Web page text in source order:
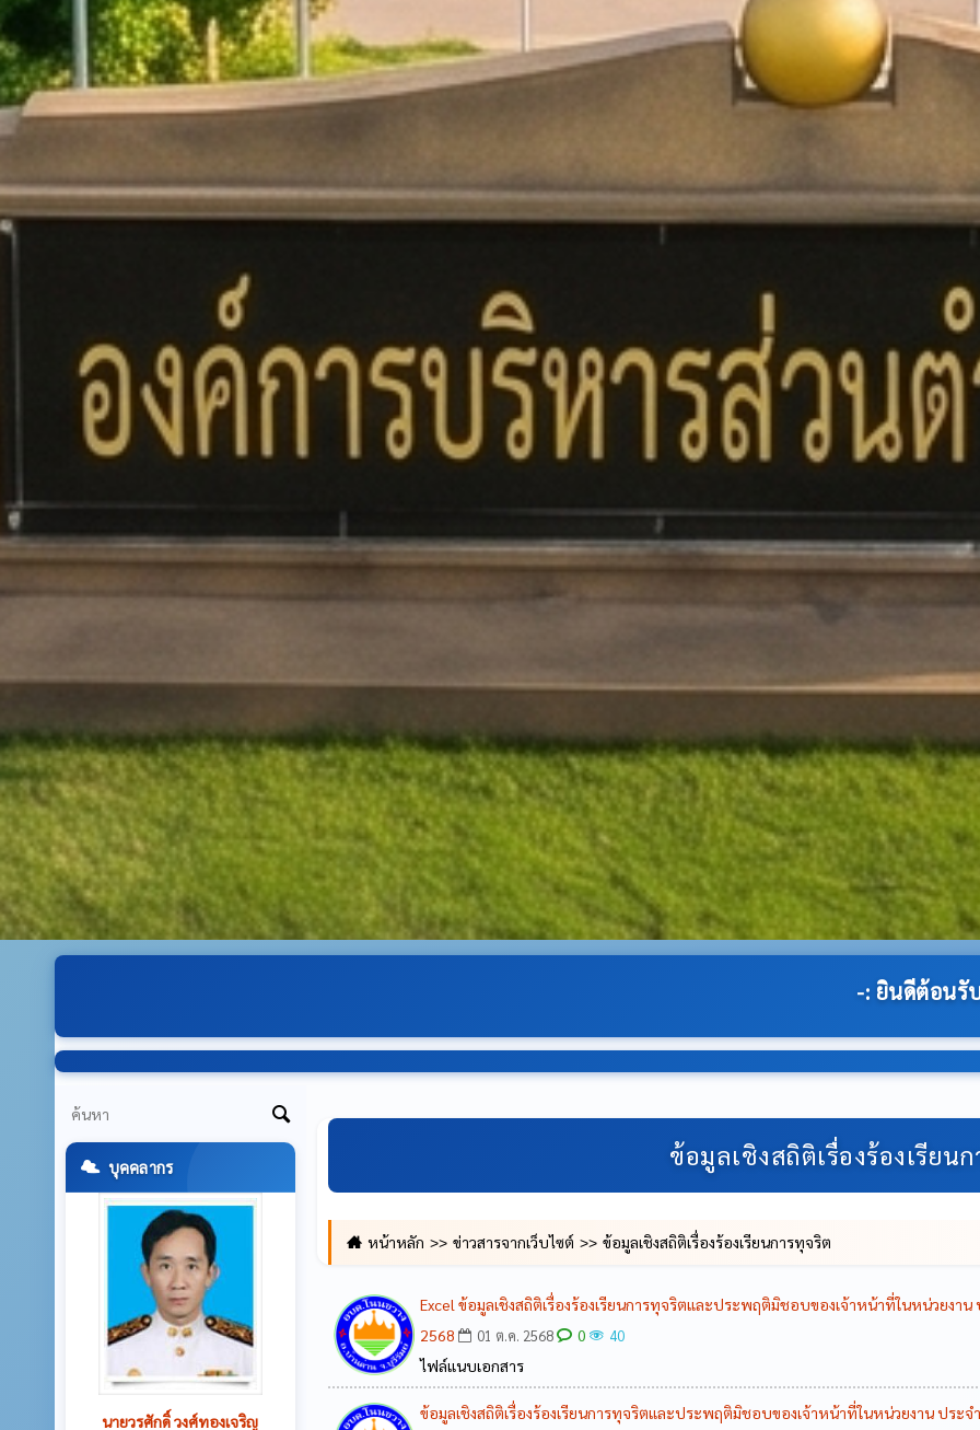
-: ยินดีต้อนรับสู่เว็บไซต์ของ องค์การบริหารส่วนต
ข้อมูลเชิงสถิติเรื่องร้องเรียน
หน้าหลัก ข่าวสารจากเว็บไซต์ ข้อมูลเชิงสถิติเรื่องร้องเรียนการทุจริต
Excel ข้อมูลเชิงสถิติเรื่องร้องเรียนการทุจริตและประพฤติมิชอบของเจ้าหน้าที่ในหน่วยงา
2568
01 ต.ค. 2568 0 40
ไฟล์แนบเอกสาร
ข้อมูลเชิงสถิติเรื่องร้องเรียนการทุจริตและประพฤติมิชอบของเจ้าหน้าที่ในหน่วยงาน ประ
บุคคลากร
นายพงศ์ศักดิ์ หลักงาม